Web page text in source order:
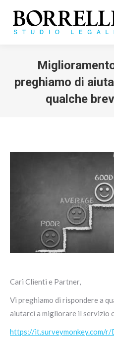
preghiamo di
qualche
Cari Clienti e Partner,
Vi preghiamo di rispondere a
aiutarci a migliorare il servizio
https://it.surveymonkey.com/r/